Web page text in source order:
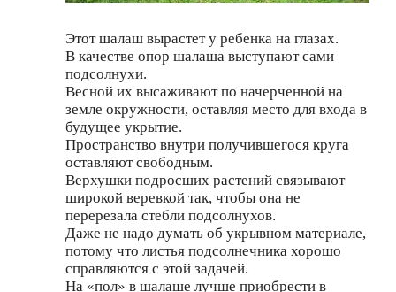
Этот шалаш вырастет у ребенка на глазах.
В качестве опор шалаша выступают сами
подсолнухи.
Весной их высаживают по начерченной на
земле окружности, оставляя место для входа в
будущее укрытие.
Пространство внутри получившегося круга
оставляют свободным.
Верхушки подросших растений связывают
широкой веревкой так, чтобы она не
перерезала стебли подсолнухов.
Даже не надо думать об укрывном материале,
потому что листья подсолнечника хорошо
справляются с этой задачей.
На «пол» в шалаше лучше приобрести в